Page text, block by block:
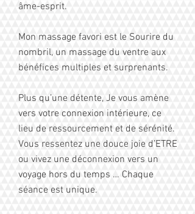
âme-esprit.
Mon massage favori est le Sourire du
nombril, un massage du ventre aux
bénéfices multiples et surprenants.
Plus qu’une détente, Je vous amène
vers votre connexion intérieure, ce
lieu de ressourcement et de sérénité.
Vous ressentez une douce joie d’ETRE
ou vivez une déconnexion vers un
voyage hors du temps … Chaque
séance est unique.